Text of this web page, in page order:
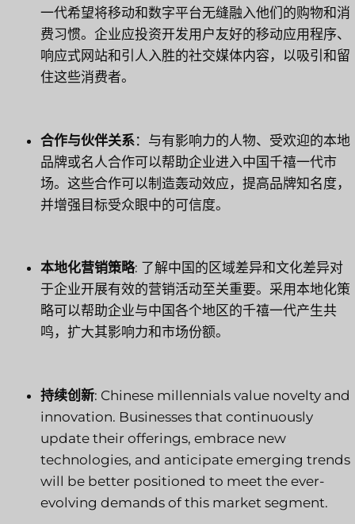
一代希望将移动和数字平台无缝融入他们的购物和消
费习惯。企业应投资开发用户友好的移动应用程序、
响应式网站和引人入胜的社交媒体内容，以吸引和留
住这些消费者。
合作与伙伴关系：与有影响力的人物、受欢迎的本地
品牌或名人合作可以帮助企业进入中国千禧一代市
场。这些合作可以制造轰动效应，提高品牌知名度，
并增强目标受众眼中的可信度。
本地化营销策略: 了解中国的区域差异和文化差异对
于企业开展有效的营销活动至关重要。采用本地化策
略可以帮助企业与中国各个地区的千禧一代产生共
鸣，扩大其影响力和市场份额。
持续创新: Chinese millennials value novelty and
innovation. Businesses that continuously
update their offerings, embrace new
technologies, and anticipate emerging trends
will be better positioned to meet the ever-
evolving demands of this market segment.